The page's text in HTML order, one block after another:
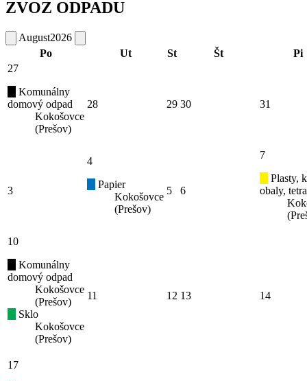
ZVOZ ODPADU
August2026
Po
Ut St Št
Pi
27
Komunálny
domový odpad
Kokošovce
(Prešov)
28 29 30 31
3
4
Papier
Kokošovce
(Prešov)
5 6
7
Plasty,
obaly,
10
Komunálny
domový odpad
Kokošovce
(Prešov)
Sklo
Kokošovce
(Prešov)
11 12 13 14
17